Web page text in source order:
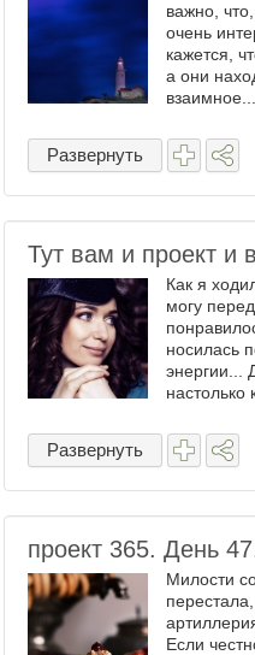
важно,
очень
кажется,
а они
этот год
какие у ме
Развернуть
Тут вам и проект и
Как я
могу
носилась
энергии...
настолько
что слов
зажалась.
Развернуть
проект 365. День
Милости
Если